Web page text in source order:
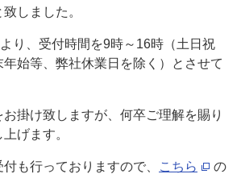
しました。
り、受付時間を9時～16時（土日祝
年始等、弊社休業日を除く）とさせて
掛け致しますが、何卒ご理解を賜り
げます。
も行っておりますので、 こちら
の